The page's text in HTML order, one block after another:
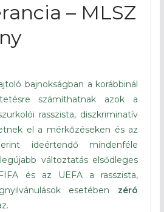
– MLSZ
bajnokságban a korábbinál
számíthatnak azok a
rasszista, diszkriminatív
el a mérkőzéseken és az
ideértendő mindenféle
változtatás elsődleges
és az UEFA a rasszista,
esetében zéró